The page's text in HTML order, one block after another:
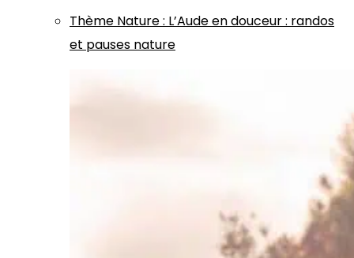
Thème Nature: L’Aude en douceur : randos
et pauses nature